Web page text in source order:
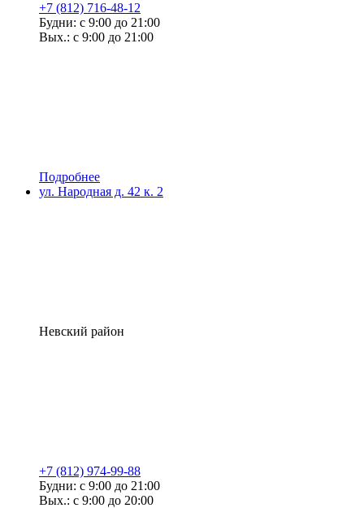
+7 (812) 716-48-12
Будни: с 9:00 до 21:00
Вых.: с 9:00 до 21:00
Подробнее
ул. Народная д. 42 к. 2
Невский район
+7 (812) 974-99-88
Будни: с 9:00 до 21:00
Вых.: с 9:00 до 20:00